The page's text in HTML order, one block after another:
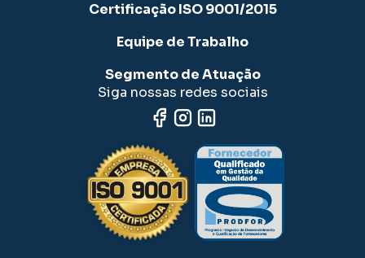
Certificação ISO 9001/2015
Equipe de Trabalho
Segmento de Atuação
Siga nossas redes sociais